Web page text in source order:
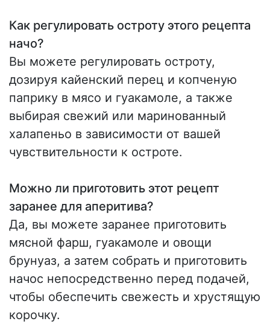
Как регулировать остроту этого рецепта
начо?
Вы можете регулировать остроту,
дозируя кайенский перец и копченую
паприку в мясо и гуакамоле, а также
выбирая свежий или маринованный
халапеньо в зависимости от вашей
чувствительности к остроте.
Можно ли приготовить этот рецепт
заранее для аперитива?
Да, вы можете заранее приготовить
мясной фарш, гуакамоле и овощи
брунуаз, а затем собрать и приготовить
начос непосредственно перед подачей,
чтобы обеспечить свежесть и хрустящую
корочку.